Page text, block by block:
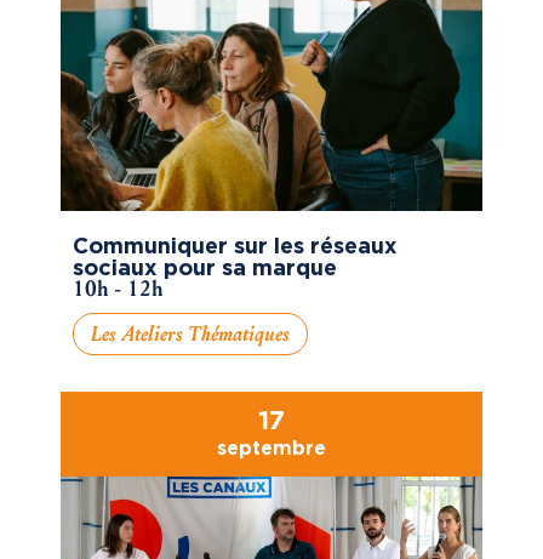
Communiquer sur les réseaux
sociaux pour sa marque
10h - 12h
Les Ateliers Thématiques
17
septembre